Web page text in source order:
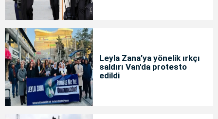
Leyla Zana’ya yönelik ırkçı
saldırı Van'da protesto
edildi